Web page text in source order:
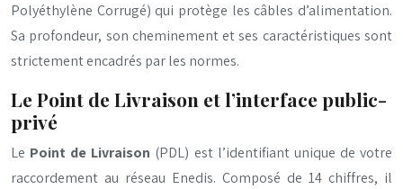
Polyéthylène Corrugé) qui protège les câbles d’alimentation.
Sa profondeur, son cheminement et ses caractéristiques sont
strictement encadrés par les normes.
Le Point de Livraison et l’interface public-
privé
Le Point de Livraison (PDL) est l’identifiant unique de votre
raccordement au réseau Enedis. Composé de 14 chiffres, il